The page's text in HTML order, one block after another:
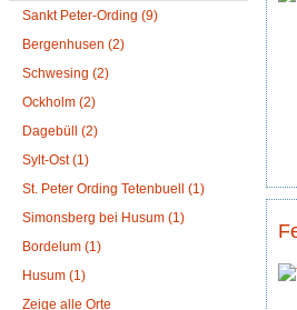
Sankt Peter-Ording (9)
Bergenhusen (2)
Schwesing (2)
Ockholm (2)
Dagebüll (2)
Sylt-Ost (1)
St. Peter Ording Tetenbuell (1)
Simonsberg bei Husum (1)
Bordelum (1)
Husum (1)
Zeige alle Orte